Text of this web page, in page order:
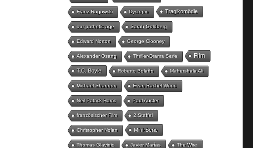
Franz Rogowski Dystopie Tragikomödie
our pathetic age Sarah Goldberg
Edward Norton George Clooney
Alexander Osang Thriller-Drama Serie Film
T.C. Boyle Roberto Bolaño Mahershala Ali
Michael Shannon Evan Rachel Wood
Neil Patrick Harris Paul Auster
französischer Film 2.Staffel
Christopher Nolan Mini-Serie
Thomas Glavinic Javier Marías The Wire